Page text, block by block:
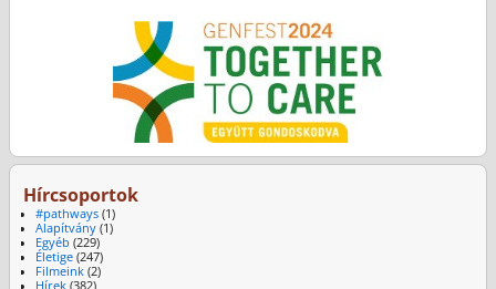
Hírcsoportok
#pathways(1)
Alapítvány(1)
Egyéb (229)
Életige(247)
Filmeink(2)
Hírek(382)